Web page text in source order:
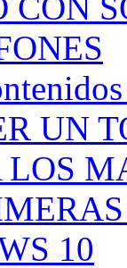
UN
LOS
10